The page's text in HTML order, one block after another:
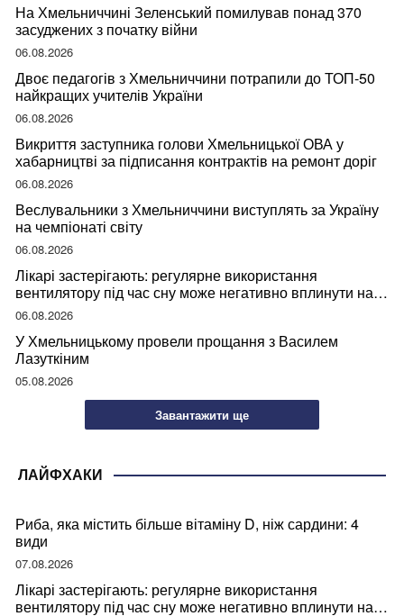
На Хмельниччині Зеленський помилував понад 370
засуджених з початку війни
06.08.2026
Двоє педагогів з Хмельниччини потрапили до ТОП-50
найкращих учителів України
06.08.2026
Викриття заступника голови Хмельницької ОВА у
хабарництві за підписання контрактів на ремонт доріг
06.08.2026
Веслувальники з Хмельниччини виступлять за Україну
на чемпіонаті світу
06.08.2026
Лікарі застерігають: регулярне використання
вентилятору під час сну може негативно вплинути на
ваше здоров’я
06.08.2026
У Хмельницькому провели прощання з Василем
Лазуткіним
05.08.2026
Завантажити ще
ЛАЙФХАКИ
Риба, яка містить більше вітаміну D, ніж сардини: 4
види
07.08.2026
Лікарі застерігають: регулярне використання
вентилятору під час сну може негативно вплинути на